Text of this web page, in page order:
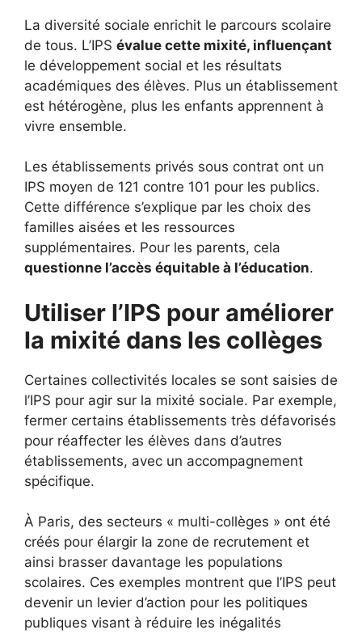
La diversité sociale enrichit le parcours scolaire
de tous. L’IPS évalue cette mixité, influençant
le développement social et les résultats
académiques des élèves. Plus un établissement
est hétérogène, plus les enfants apprennent à
vivre ensemble.
Les établissements privés sous contrat ont un
IPS moyen de 121 contre 101 pour les publics.
Cette différence s’explique par les choix des
familles aisées et les ressources
supplémentaires. Pour les parents, cela
questionne l’accès équitable à l’éducation.
Utiliser l’IPS pour améliorer
la mixité dans les collèges
Certaines collectivités locales se sont saisies de
l’IPS pour agir sur la mixité sociale. Par exemple,
fermer certains établissements très défavorisés
pour réaffecter les élèves dans d’autres
établissements, avec un accompagnement
spécifique.
À Paris, des secteurs « multi-collèges » ont été
créés pour élargir la zone de recrutement et
ainsi brasser davantage les populations
scolaires. Ces exemples montrent que l’IPS peut
devenir un levier d’action pour les politiques
publiques visant à réduire les inégalités